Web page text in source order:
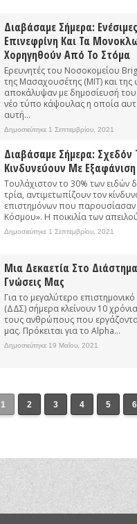
Διαβάσαμε Σήμερα:
Επινεφρίνη Και Τα
Χορηγηθούν Από Το Στόμα
Ερευνητές του Νοσοκομείου
της Μασαχουσέτης (ΜΙΤ) και της
αποκάλυψαν με δημοσίευσή
νέο τύπο κάψουλας η οποία
αυτή...
Δημοσιεύτηκε 1 Σεπτεμβρίου, 2021
Διαβάσαμε Σήμερα: Σχεδόν
Κινδυνεύουν Με Εξαφάνιση
Τουλάχιστον το 30% των ειδών
τρία, αντιμετωπίζουν τον
επιστημόνων που
Κόσμου». Η ποικιλία των
Δημοσιεύτηκε 1 Σεπτεμβρίου, 2021
Μια Δεκαετία Στο
Γνώσεις Μας
Για το μεγαλύτερο
(ΔΔΣ) σήμερα κλείνουν 10
τους ανθρώπους που
μας. Πρόκειται για το Alpha...
Δημοσιεύτηκε 19 Μαΐου, 2021
1 2 3 4 5 6